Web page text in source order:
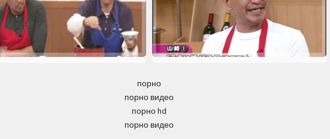
порно
порно видео
порно hd
порно видео